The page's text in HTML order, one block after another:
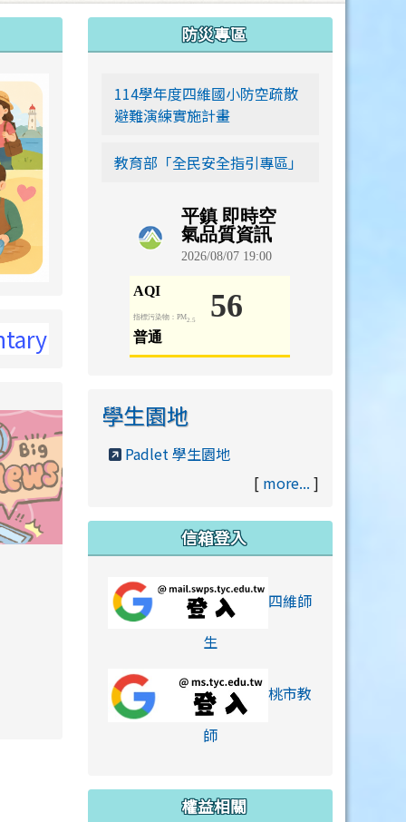
link to https://siwei-family.work-
!
xiaohongshu.html
xiaohongshu.html
防災專區
114學年度四維國小防空疏散
避難演練實施計畫
教育部「全民安全指引專區」
學生園地
Padlet 學生園地
[ more... ]
信箱登入
四維師
生link to https://
桃市教
師link to https://
權益相關